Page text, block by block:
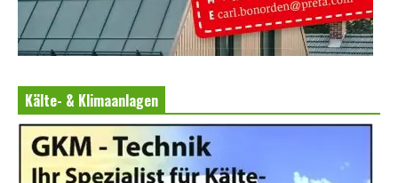
Kälte- & Klimaanlagen